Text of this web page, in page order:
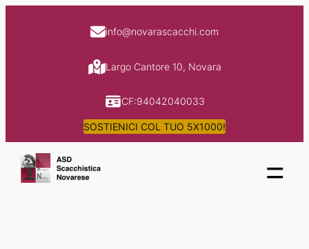
info@novarascacchi.com
Largo Cantore 10, Novara
CF:94042040033
SOSTIENICI COL TUO 5X1000!
=